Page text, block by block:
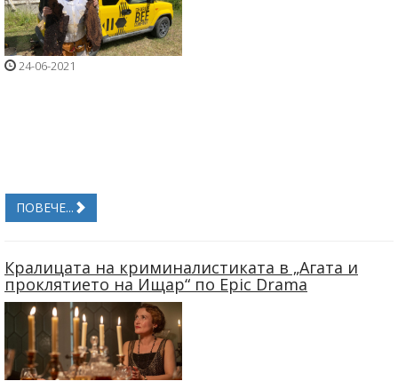
24-06-2021
ПОВЕЧЕ...
Кралицата на криминалистиката в „Агата и
проклятието на Ищар“ по Epic Drama